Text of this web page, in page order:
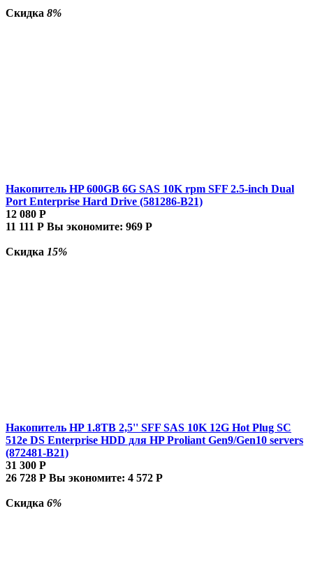
Скидка 8%
Накопитель HP 600GB 6G SAS 10K rpm SFF 2.5-inch Dual
Port Enterprise Hard Drive (581286-B21)
12 080 Р
11 111 Р Вы экономите: 969 Р
Скидка 15%
Накопитель HP 1.8TB 2,5'' SFF SAS 10K 12G Hot Plug SC
512e DS Enterprise HDD для HP Proliant Gen9/Gen10 servers
(872481-B21)
31 300 Р
26 728 Р Вы экономите: 4 572 Р
Скидка 6%